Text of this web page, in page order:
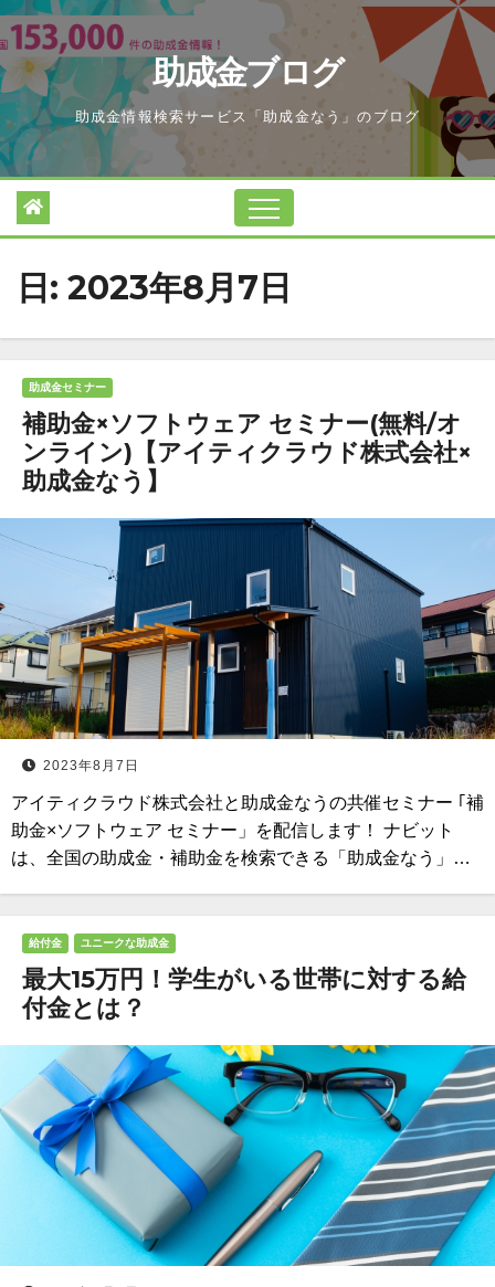
Skip
to
content
助成金ブログ
助成金情報検索サービス「助成金なう」のブログ
日: 2023年8月7日
助成金セミナー
補助金×ソフトウェア セミナー(無料/オ
ンライン)【アイティクラウド株式会社×
助成金なう】
2023年8月7日
アイティクラウド株式会社と助成金なうの共催セミナー ｢補
助金×ソフトウェア セミナー」を配信します！ ナビット
は、全国の助成金・補助金を検索できる「助成金なう」…
給付金 ユニークな助成金
最大15万円！学生がいる世帯に対する給
付金とは？